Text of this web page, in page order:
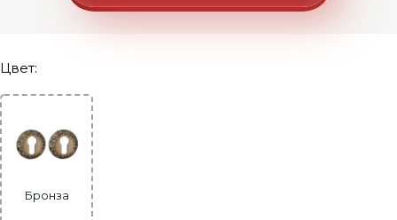
Накладки под цилиндр
Накладка моно-квадрат на цилиндр
Накладка моно-круг на цилиндр
Накладка-квадро на цилиндр
Накладка круглая на цилиндр
Цвет:
Бронза